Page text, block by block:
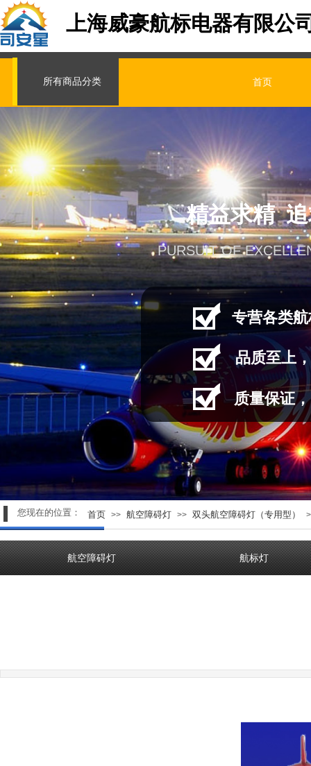
上海威豪航标电器有限公
所有商品分类 首页
精益求精
PURSUIT OF
专营各类
品质至上
质量保证
您现在的位置： 首页 >> 航空障碍灯 >> 双头航空障碍灯（专用型）
航空障碍灯 航标灯